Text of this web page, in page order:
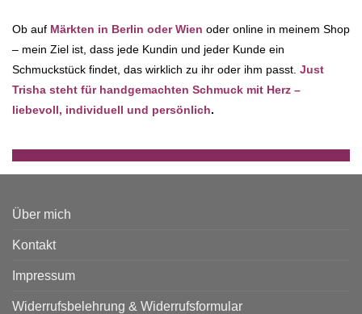
Ob auf Märkten in Berlin oder Wien oder online in meinem Shop
– mein Ziel ist, dass jede Kundin und jeder Kunde ein
Schmuckstück findet, das wirklich zu ihr oder ihm passt. Just
Trisha steht für handgemachten Schmuck mit Herz –
liebevoll, individuell und persönlich.
Über mich
Kontakt
Impressum
Widerrufsbelehrung & Widerrufsformular